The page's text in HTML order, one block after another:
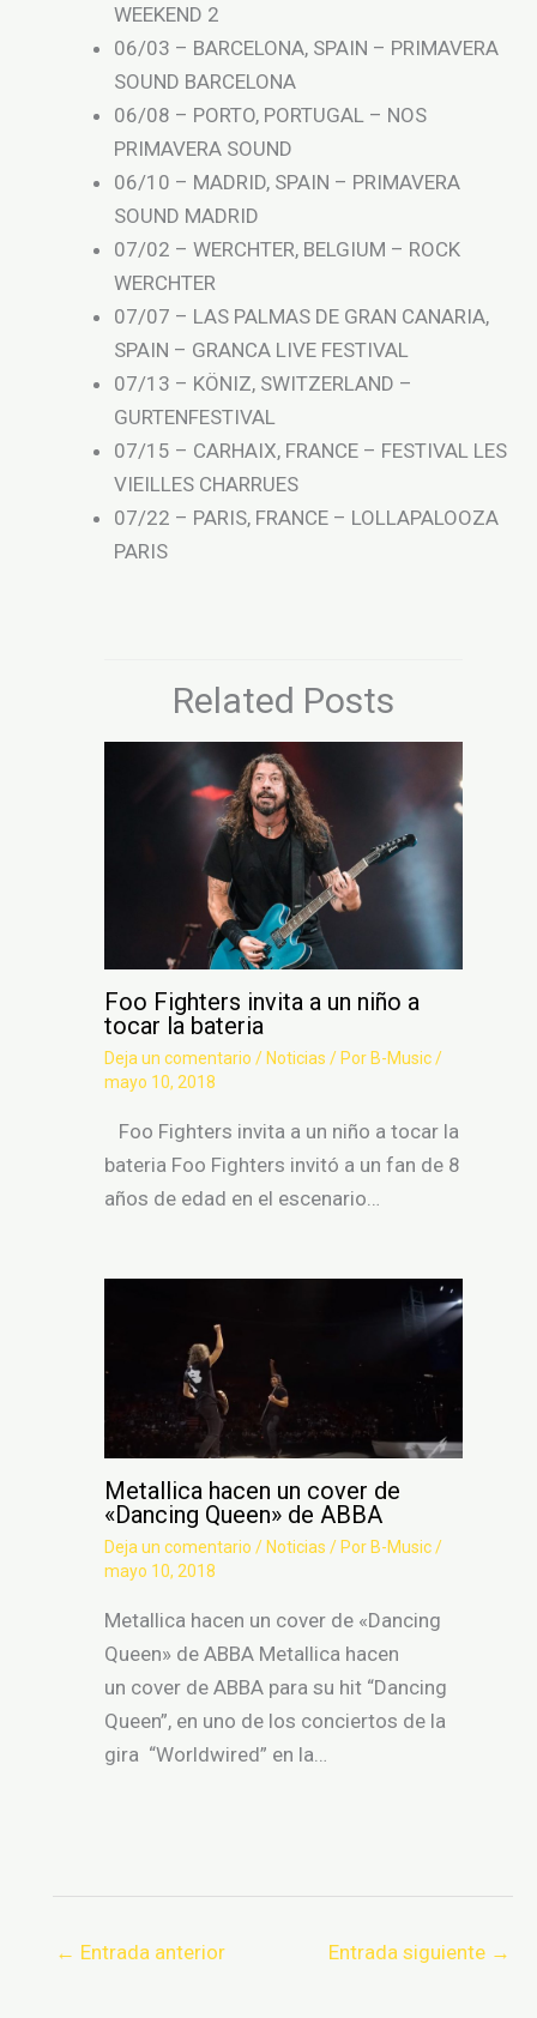
WEEKEND 2
06/03 – BARCELONA, SPAIN – PRIMAVERA
SOUND BARCELONA
06/08 – PORTO, PORTUGAL – NOS
PRIMAVERA SOUND
06/10 – MADRID, SPAIN – PRIMAVERA
SOUND MADRID
07/02 – WERCHTER, BELGIUM – ROCK
WERCHTER
07/07 – LAS PALMAS DE GRAN CANARIA,
SPAIN – GRANCA LIVE FESTIVAL
07/13 – KÖNIZ, SWITZERLAND –
GURTENFESTIVAL
07/15 – CARHAIX, FRANCE – FESTIVAL LES
VIEILLES CHARRUES
07/22 – PARIS, FRANCE – LOLLAPALOOZA
PARIS
Related Posts
Foo Fighters invita a un niño a
tocar la bateria
Deja un comentario / Noticias / Por B-Music/
mayo 10, 2018
Foo Fighters invita a un niño a tocar la
bateria Foo Fighters invitó a un fan de 8
años de edad en el escenario…
Metallica hacen un cover de
«Dancing Queen» de ABBA
Deja un comentario / Noticias / Por B-Music/
mayo 10, 2018
Metallica hacen un cover de «Dancing
Queen» de ABBA Metallica hacen
un cover de ABBA para su hit “Dancing
Queen”, en uno de los conciertos de la
gira “Worldwired” en la…
← Entrada anterior Entrada siguiente →